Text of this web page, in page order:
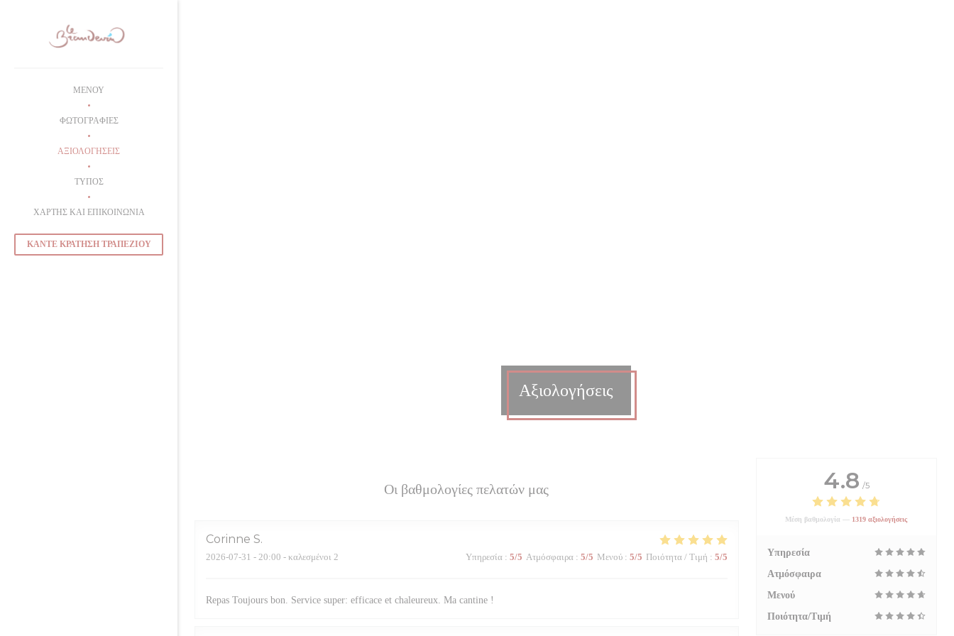
ΜΕΝΟΎ
ΦΩΤΟΓΡΑΦΊΕΣ
ΑΞΙΟΛΟΓΉΣΕΙΣ
ΤΎΠΟΣ
ΧΆΡΤΗΣ ΚΑΙ ΕΠΙΚΟΙΝΩΝΊΑ
ΚΆΝΤΕ ΚΡΆΤΗΣΗ ΤΡΑΠΕΖΙΟΎ
Αξιολογήσεις
Οι βαθμολογίες πελατών μας
Corinne S
2026-07-31 - 20:00 - καλεσμένοι 2 Υπηρεσία: 5/5 Ατμόσφαιρα: 5/5 Μενού: 5/5 Ποιότητα / Τιμή : 5/5
Repas Toujours bon. Service super: efficace et chaleureux. Ma cantine !
4.8 /5
Μέση βαθμολογία — 1319 αξιολογήσεις
Υπηρεσία
Ατμόσφαιρα
Μενού
Ποιότητα/Τιμή